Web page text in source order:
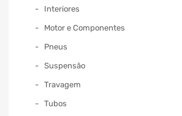
Interiores
Motor e Componentes
Pneus
Suspensão
Travagem
Tubos